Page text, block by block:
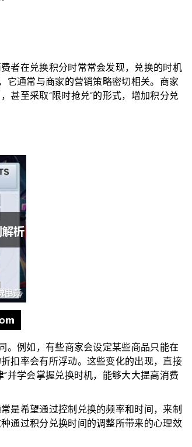
者在兑换积分时常常会发现，兑换的时机
它通常与商家的营销策略密切相关。商家
甚至采取“限时抢兑”的形式，增加积分兑
。例如，有些商家会设定某些商品只能在
扣率会有所浮动。这些变化的出现，直接
并学会掌握兑换时机，能够大大提高消费
是希望通过控制兑换的频率和时间，来制
通过积分兑换时间的调整所带来的心理效